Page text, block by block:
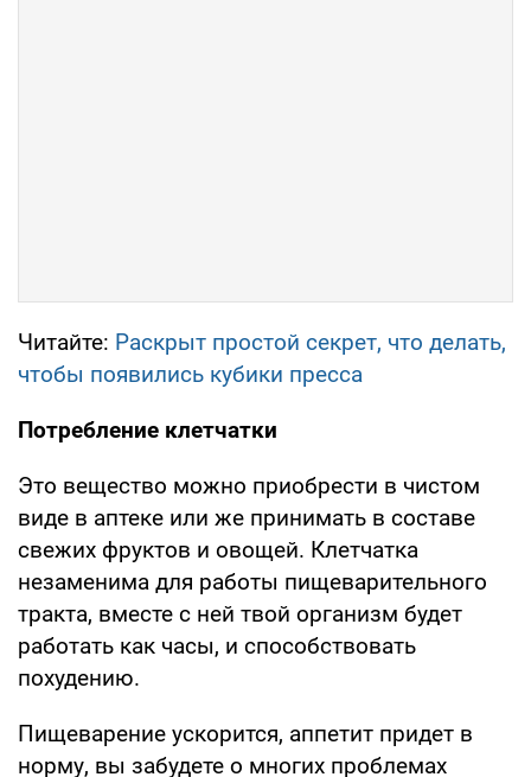
Читайте: Раскрыт простой секрет, что делать,
чтобы появились кубики пресса
Потребление клетчатки
Это вещество можно приобрести в чистом
виде в аптеке или же принимать в составе
свежих фруктов и овощей. Клетчатка
незаменима для работы пищеварительного
тракта, вместе с ней твой организм будет
работать как часы, и способствовать
похудению.
Пищеварение ускорится, аппетит придет в
норму, вы забудете о многих проблемах